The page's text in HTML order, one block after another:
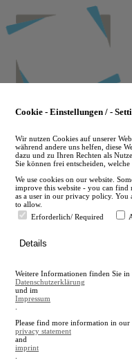
to
main
en
A
A
Cookie - Einstellungen / -
Wir nutzen Cookies auf unserer
während andere uns helfen, diese
dazu und zu Ihren Rechten als
Sie können frei entscheiden, welche
We use cookies on our website.
improve this website - you can
as a user in our privacy policy. You
to allow.
Erforderlich/ Required
Details
Weitere Informationen finden Sie in
Datenschutzerklärung
und im
Impressum
Please find more information in our
privacy statement
and
imprint